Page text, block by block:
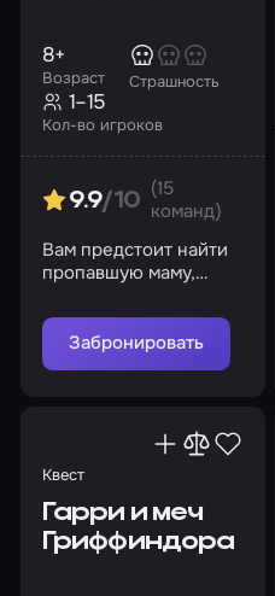
Возраст
8+
Страшность
Кол-во игроков
1–15
9.9/10
(15
команд)
Вам предстоит найти
пропавшую маму,
странной женщины и
помочь Аннабель
Забронировать
Квест
Гарри и меч
Гриффиндора